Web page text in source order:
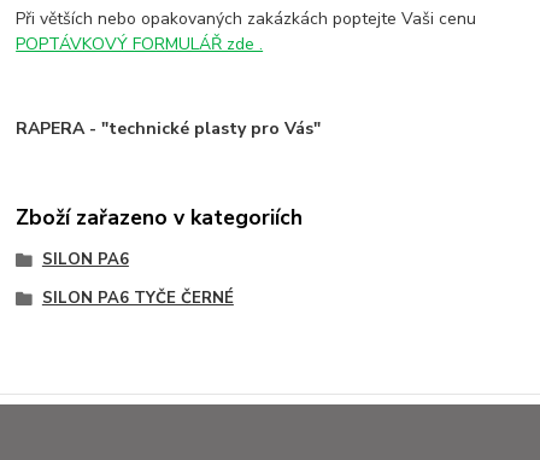
Při větších nebo opakovaných zakázkách poptejte Vaši cenu
POPTÁVKOVÝ FORMULÁŘ zde .
RAPERA - "technické plasty pro Vás"
Zboží zařazeno v kategoriích
SILON PA6
SILON PA6 TYČE ČERNÉ